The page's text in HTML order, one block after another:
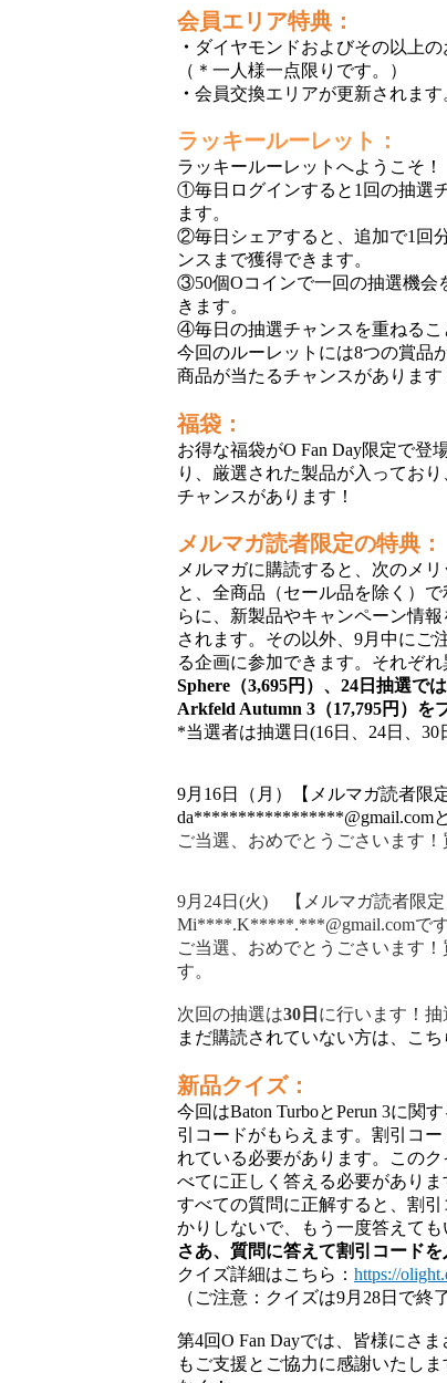
会員エリア特典：
・ ダイヤモンドおよびその以上
（＊一人様一点限りです。）
・会員交換エリアが更新されます
ラッキールーレット：
ラッキールーレットへようこそ！
①毎日ログインすると1回の抽選
ます。
②毎日シェアすると、追加で1回
ンスまで獲得できます。
③50個Oコインで一回の抽選機会
きます。
④毎日の抽選チャンスを重ねるこ
今回のルーレットには8つの賞品
商品が当たるチャンスがあります
福袋：
お得な福袋がO Fan Day限定で登
り、厳選された製品が入ってお
チャンスがあります！
メルマガ読者限定の特典：
メルマガに購読すると、次のメ
と、全商品（セール品を除く）
らに、新製品やキャンペーン情
されます。その以外、9月中にご
る企画に参加できます。それぞれ
Sphere（3,695円）、24日抽選で
Arkfeld Autumn 3（17,795円） を
*当選者は抽選日(16日、24日、
9月16日（月）【メルマガ読者限
da*****************@gmail.com
ご当選、おめでとうごさいます！
9月24日(火) 【 メルマガ読者限定
Mi****.K*****.***@gmail.comで
ご当選、おめでとうごさいます
す。
次回の抽選は30日 に行います ！
まだ購読されていない方は、こち
新品クイズ：
今回はBaton TurboとPerun 3に関
引コードがもらえます。割引コー
れている必要があります。この
べてに正しく答える必要があり
すべての質問に正解すると、割
かりしないで、もう一度答えて
さあ、質問に答えて割引コードを
クイズ詳細はこちら：https://
（ご注意：クイズは9月28日で終
第4回O Fan Dayでは、皆様にさ
もご支援とご協力に感謝いたし